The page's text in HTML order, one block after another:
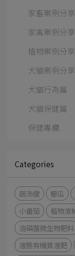
家畜案例分享
家禽案例分享
植物案例分享
犬貓案例分享
犬貓行為篇
犬貓保健篇
保健專欄
Categories
蔬沛健 櫛瓜
小番茄
植物渣
溶磷菌微生物肥料
液態有機質液肥